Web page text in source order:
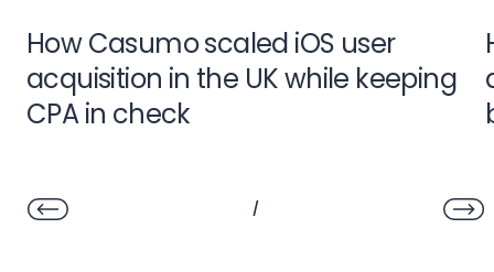
How Casumo scaled iOS user
acquisition in the UK while keeping
CPA in check
/